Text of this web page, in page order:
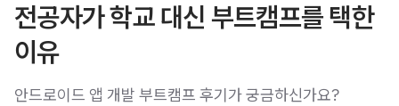
전공자가 학교 대신 부트캠프를 택한
이유
안드로이드 앱 개발 부트캠프 후기가 궁금하신가요?